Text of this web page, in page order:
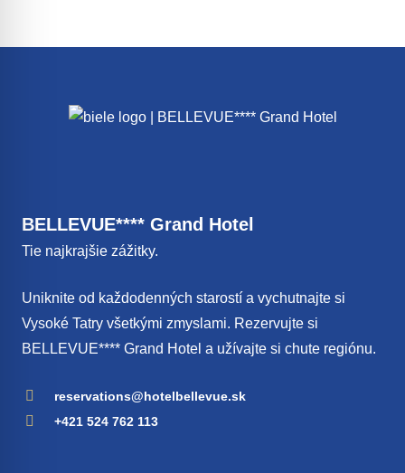
BELLEVUE**** Grand Hotel
Tie najkrajšie zážitky.
Uniknite od každodenných starostí a vychutnajte si
Vysoké Tatry všetkými zmyslami. Rezervujte si
BELLEVUE**** Grand Hotel a užívajte si chute regiónu.
reservations@hotelbellevue.sk
+421 524 762 113